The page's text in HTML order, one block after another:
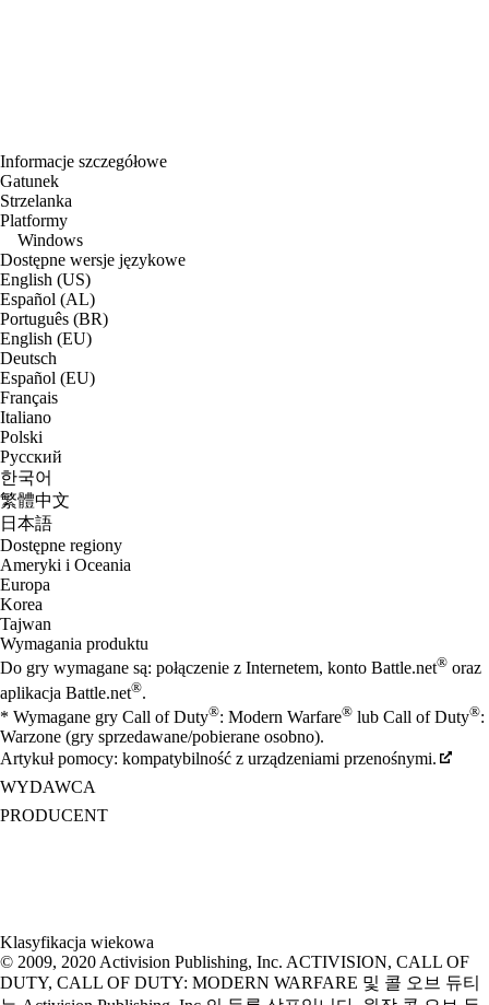
Informacje szczegółowe
Gatunek
Strzelanka
Platformy
Windows
Dostępne wersje językowe
English (US)
Español (AL)
Português (BR)
English (EU)
Deutsch
Español (EU)
Français
Italiano
Polski
Русский
한국어
繁體中文
日本語
Dostępne regiony
Ameryki i Oceania
Europa
Korea
Tajwan
Wymagania produktu
Do gry wymagane są: połączenie z Internetem, konto Battle.net® oraz
aplikacja Battle.net®.
* Wymagane gry Call of Duty®: Modern Warfare® lub Call of Duty®:
Warzone (gry sprzedawane/pobierane osobno).
Artykuł pomocy: kompatybilność z urządzeniami przenośnymi.
WYDAWCA
PRODUCENT
Klasyfikacja wiekowa
© 2009, 2020 Activision Publishing, Inc. ACTIVISION, CALL OF
DUTY, CALL OF DUTY: MODERN WARFARE 및 콜 오브 듀티